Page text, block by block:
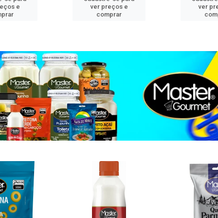
e
ver preços e
comprar
ver